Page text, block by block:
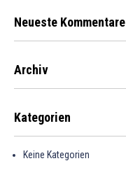
Neueste Kommentare
Archiv
Kategorien
Keine Kategorien